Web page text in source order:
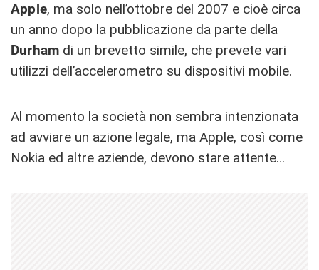
Apple, ma solo nell’ottobre del 2007 e cioè circa
un anno dopo la pubblicazione da parte della
Durham di un brevetto simile, che prevete vari
utilizzi dell’accelerometro su dispositivi mobile.
Al momento la società non sembra intenzionata
ad avviare un azione legale, ma Apple, così come
Nokia ed altre aziende, devono stare attente…